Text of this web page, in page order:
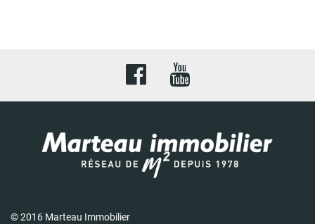
© 2016 Marteau Immobilier